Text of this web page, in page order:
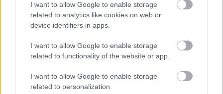
I want to allow Google to enable storage
related to analytics like cookies on web or
device identifiers in apps.
I want to allow Google to enable storage
related to functionality of the website or app.
I want to allow Google to enable storage
related to personalization.
6 γραφικά χωριά των Κυκλάδων που αξίζει να
των διακοπών